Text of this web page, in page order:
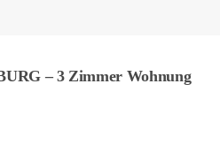
– 3 Zimmer Wohnung